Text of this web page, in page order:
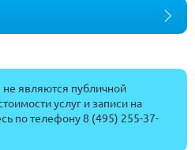
являются публичной
услуг и записи на
по телефону8 (495) 255-37-